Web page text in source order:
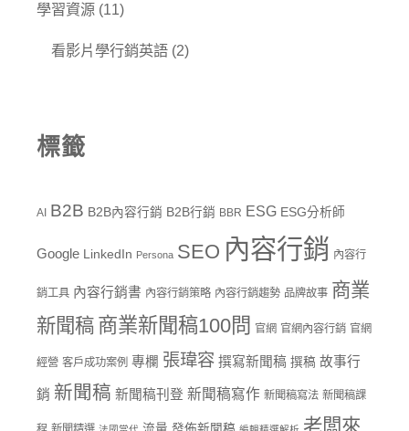
學習資源 (11)
看影片學行銷英語 (2)
標籤
AI B2B B2B內容行銷 B2B行銷 BBR ESG ESG分析師
Google LinkedIn Persona SEO 內容行銷 內容行
銷工具 內容行銷書 內容行銷策略 內容行銷趨勢 品牌故事 商業
新聞稿 商業新聞稿100問 官網 官網內容行銷 官網
經營 客戶成功案例 專欄 張瑋容 撰寫新聞稿 撰稿 故事行
銷 新聞稿 新聞稿刊登 新聞稿寫作 新聞稿寫法 新聞稿課
老闆來